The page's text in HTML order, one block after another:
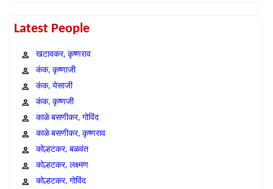
Latest People
खटावकर, कृष्णराव
कंक, कृष्णाजी
कंक, येसाजी
कंक, कृष्णजी
काळे बसणीकर, गोविंद
काळे बसणीकर, कृष्णराव
कोल्हटकर, बळवंत
कोल्हटकर, लक्ष्मण
कोल्हटकर, गोविंद